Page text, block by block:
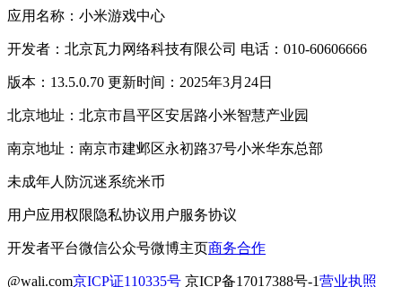
应用名称：小米游戏中心
开发者：北京瓦力网络科技有限公司 电话：010-60606666
版本：13.5.0.70 更新时间：2025年3月24日
北京地址：北京市昌平区安居路小米智慧产业园
南京地址：南京市建邺区永初路37号小米华东总部
未成年人防沉迷系统米币
用户应用权限隐私协议用户服务协议
开发者平台微信公众号微博主页商务合作
@wali.com京ICP证110335号 京ICP备17017388号-1营业执照